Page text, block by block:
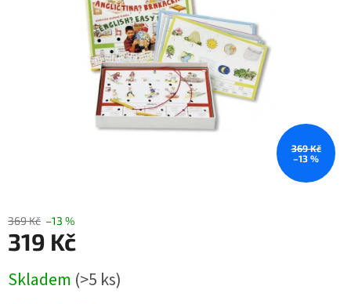
369 Kč
–13 %
369 Kč –13 %
319 Kč
cena:
Skladem (>5 ks)